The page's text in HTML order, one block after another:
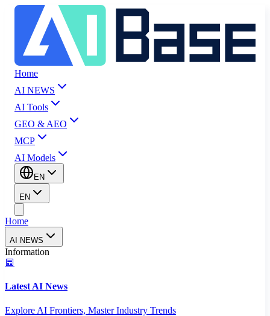
Home
AI NEWS
AI Tools
GEO & AEO
MCP
AI Models
EN
EN
Home
AI NEWS
Information
Latest AI News
Explore AI Frontiers, Master Industry Trends